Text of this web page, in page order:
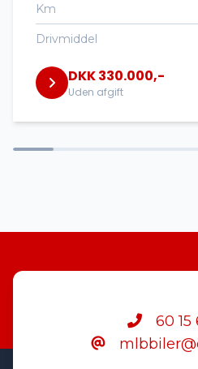
Isofix
Kørecomputer
Parkeringssensor foran
Km
Drivmiddel
DKK 330.000,-
Uden afgift
60 15